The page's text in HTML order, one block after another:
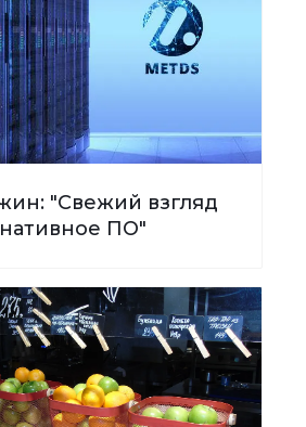
"Свежий взгляд
ПО"